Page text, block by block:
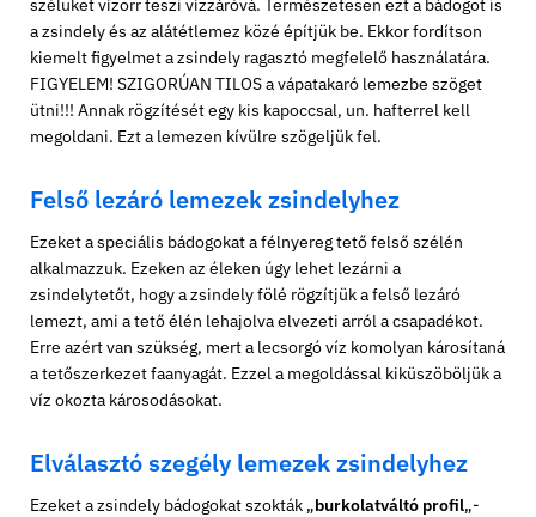
szélüket vízorr teszi vízzáróvá. Természetesen ezt a bádogot is
a zsindely és az alátétlemez közé építjük be. Ekkor fordítson
kiemelt figyelmet a zsindely ragasztó megfelelő használatára.
FIGYELEM! SZIGORÚAN TILOS a vápatakaró lemezbe szöget
ütni!!! Annak rögzítését egy kis kapoccsal, un. hafterrel kell
megoldani. Ezt a lemezen kívülre szögeljük fel.
Felső lezáró lemezek zsindelyhez
Ezeket a speciális bádogokat a félnyereg tető felső szélén
alkalmazzuk. Ezeken az éleken úgy lehet lezárni a
zsindelytetőt, hogy a zsindely fölé rögzítjük a felső lezáró
lemezt, ami a tető élén lehajolva elvezeti arról a csapadékot.
Erre azért van szükség, mert a lecsorgó víz komolyan károsítaná
a tetőszerkezet faanyagát. Ezzel a megoldással kiküszöböljük a
víz okozta károsodásokat.
Elválasztó szegély lemezek zsindelyhez
Ezeket a zsindely bádogokat szokták „burkolatváltó profil„-